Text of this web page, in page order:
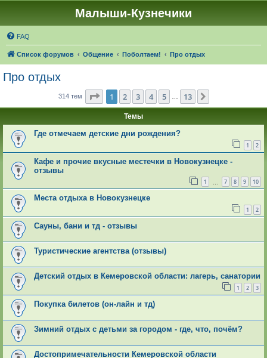
Малыши-Кузнечики
FAQ
Список форумов Общение Поболтаем! Про отдых
Про отдых
314 тем Страница из 13
1 2 3 4 5 13
Темы
Где отмечаем детские дни рождения?
1 2
Кафе и прочие вкусные местечки в Новокузнецке -
отзывы
1 7 8 9 10
Места отдыха в Новокузнецке
1 2
Сауны, бани и тд - отзывы
Туристические агентства (отзывы)
Детский отдых в Кемеровской области: лагерь, санатории
1 2 3
Покупка билетов (он-лайн и тд)
Зимний отдых с детьми за городом - где, что, почём?
Достопримечательности Кемеровской области